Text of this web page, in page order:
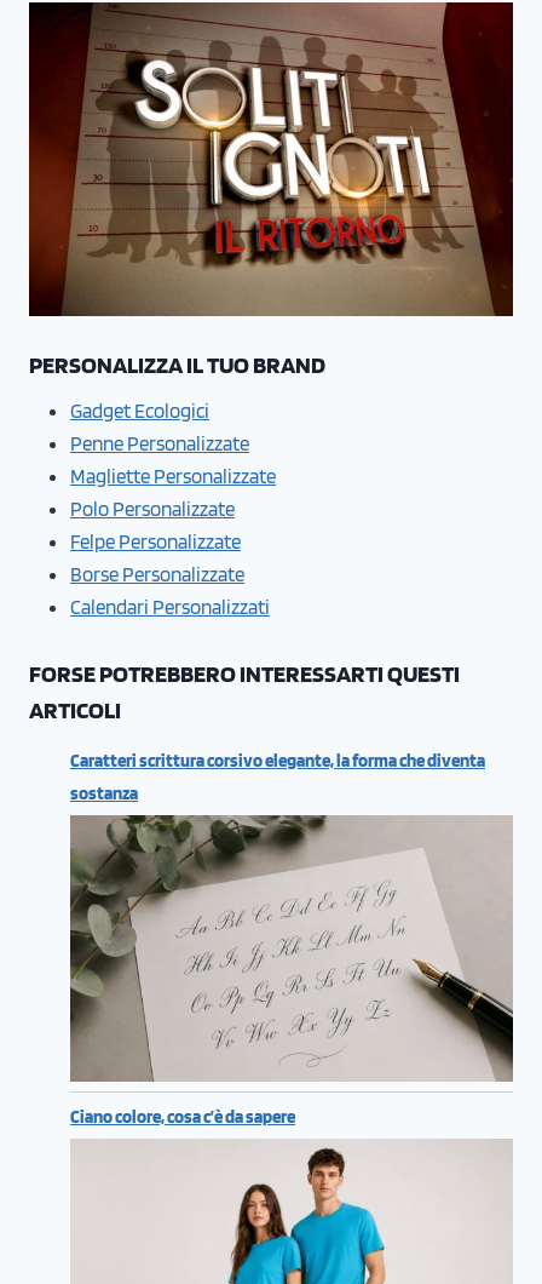
PERSONALIZZA IL TUO BRAND
Gadget Ecologici
Penne Personalizzate
Magliette Personalizzate
Polo Personalizzate
Felpe Personalizzate
Borse Personalizzate
Calendari Personalizzati
FORSE POTREBBERO INTERESSARTI QUESTI
ARTICOLI
Caratteri scrittura corsivo elegante, la forma che diventa
sostanza
Ciano colore, cosa c’è da sapere